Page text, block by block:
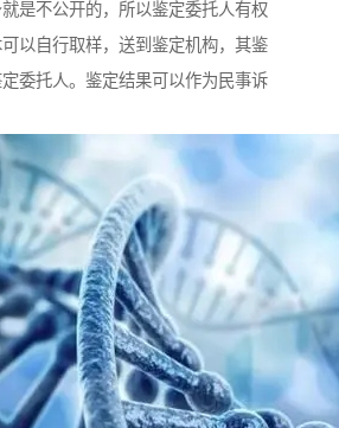
是不公开的，所以鉴定委托人有权
以自行取样，送到鉴定机构，其鉴
委托人。鉴定结果可以作为民事诉